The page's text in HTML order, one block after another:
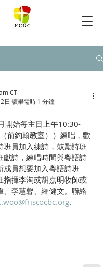
CT
日 讀畢需時 1 分鐘
開始每主日上午10:30-
前約翰教室））練唱，歡
班員加入練詩，鼓勵詩班
獻詩，練唱時間與粵語詩
成員想要加入粵語詩班
指揮李淘或胡嘉明牧師或
、李慧馨、羅健文。聯絡
.